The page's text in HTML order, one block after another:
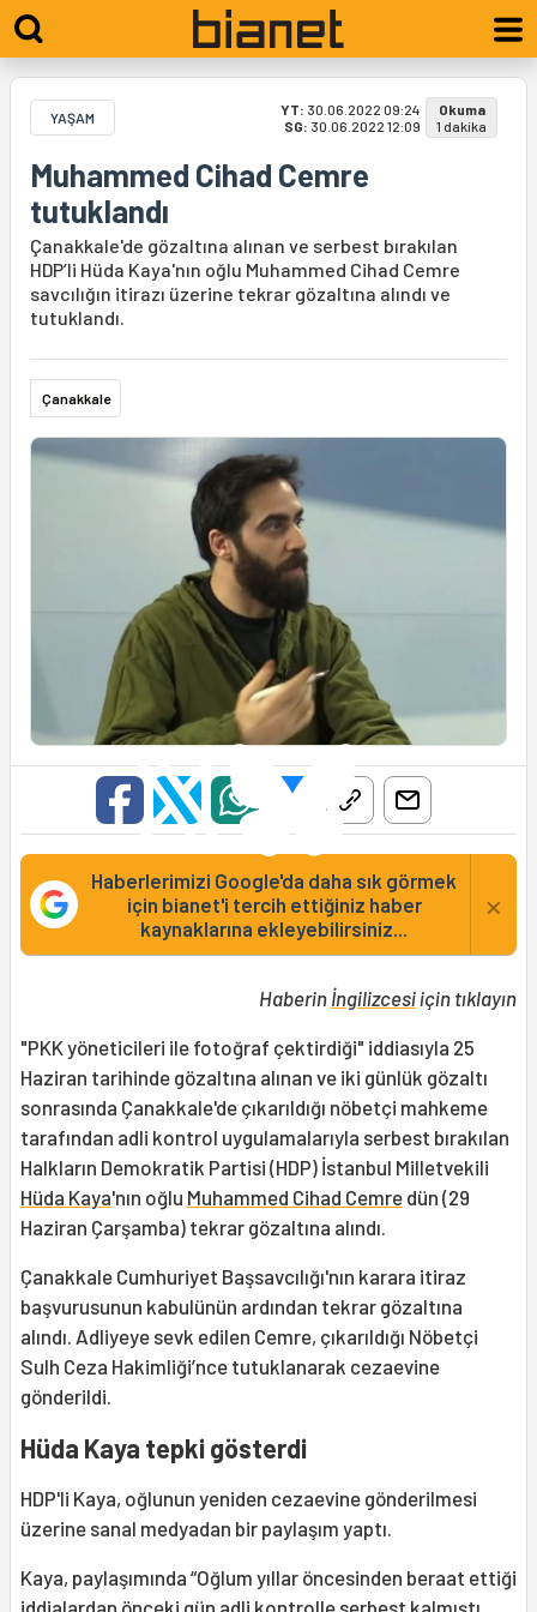
YAŞAM YT: 30.06.2022 09:24
SG: 30.06.2022 12:09
Okuma
1 dakika
Muhammed Cihad Cemre
tutuklandı
Çanakkale'de gözaltına alınan ve serbest bırakılan
HDP’li Hüda Kaya'nın oğlu Muhammed Cihad Cemre
savcılığın itirazı üzerine tekrar gözaltına alındı ve
tutuklandı.
Çanakkale
Haberlerimizi Google'da daha sık görmek
için bianet'i tercih ettiğiniz haber
kaynaklarına ekleyebilirsiniz...
×
Haberin İngilizcesiiçin tıklayın
"PKK yöneticileri ile fotoğraf çektirdiği" iddiasıyla 25
Haziran tarihinde gözaltına alınan ve iki günlük gözaltı
sonrasında Çanakkale'de çıkarıldığı nöbetçi mahkeme
tarafından adli kontrol uygulamalarıyla serbest bırakılan
Halkların Demokratik Partisi (HDP) İstanbul Milletvekili
Hüda Kaya'nın oğlu Muhammed Cihad Cemre dün (29
Haziran Çarşamba) tekrar gözaltına alındı.
Çanakkale Cumhuriyet Başsavcılığı'nın karara itiraz
başvurusunun kabulünün ardından tekrar gözaltına
alındı. Adliyeye sevk edilen Cemre, çıkarıldığı Nöbetçi
Sulh Ceza Hakimliği’nce tutuklanarak cezaevine
gönderildi.
Hüda Kaya tepki gösterdi
HDP'li Kaya, oğlunun yeniden cezaevine gönderilmesi
üzerine sanal medyadan bir paylaşım yaptı.
Kaya, paylaşımında “Oğlum yıllar öncesinden beraat ettiği